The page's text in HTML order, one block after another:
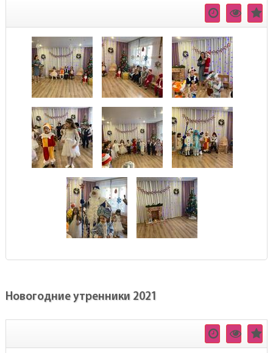
Новогодние утренники 2021